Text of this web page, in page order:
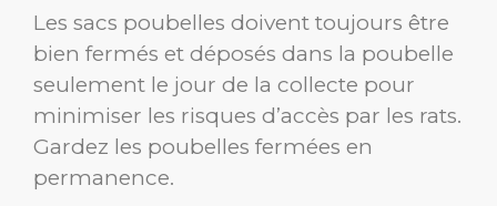
Les sacs poubelles doivent toujours être
bien fermés et déposés dans la poubelle
seulement le jour de la collecte pour
minimiser les risques d’accès par les rats.
Gardez les poubelles fermées en
permanence.